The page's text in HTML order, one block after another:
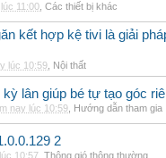
11:00 Các thiết bị khác
kết hợp kệ tivi là giải
lúc 10:59 Nội thất
kỳ lân giúp bé tự tạo góc
nay lúc 10:59 Hướng dẫn tham gia
2
10:57 Thông gió thông thường